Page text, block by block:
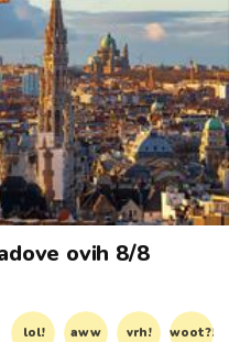
ovih 8/8
lol! aww vrh! woot?!